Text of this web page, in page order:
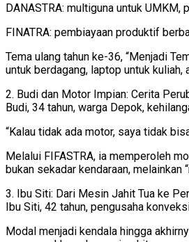
DANASTRA: multiguna untuk UMKM,
FINATRA: pembiayaan produktif
Tema ulang tahun ke-36, “Menjadi
untuk berdagang, laptop untuk kuliah,
2. Budi dan Motor Impian: Cerita
Budi, 34 tahun, warga Depok,
“Kalau tidak ada motor, saya tidak
Melalui FIFASTRA, ia memperoleh
bukan sekadar kendaraan, melainkan
3. Ibu Siti: Dari Mesin Jahit Tua ke
Ibu Siti, 42 tahun, pengusaha
Modal menjadi kendala hingga